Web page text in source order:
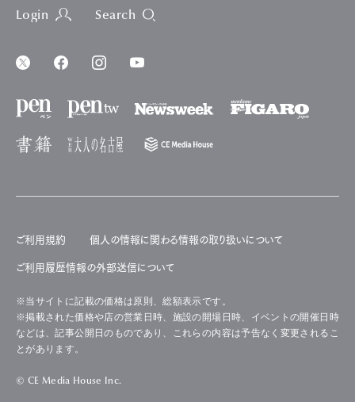
Login Search
ご利用規約 個人の情報に関わる情報の取り扱いについて
ご利用履歴情報の外部送信について
※当サイトに記載の価格は原則、総額表示です。
※掲載された価格や店の営業日時、施設の開場日時、イベントの開催日時
などは、記事公開日のものであり、これらの内容は予告なく変更されるこ
とがあります。
© CE Media House Inc.